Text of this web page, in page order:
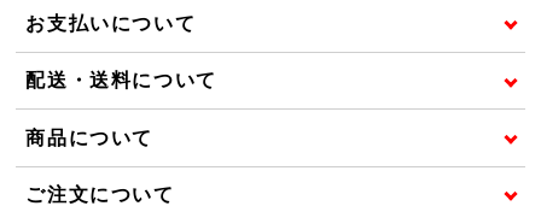
お支払いについて
配送・送料について
商品について
ご注文について